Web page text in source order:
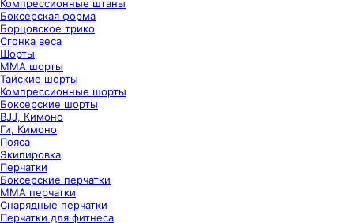
Компрессионные штаны
Боксерская форма
Борцовское трико
Сгонка веса
Шорты
ММА шорты
Тайские шорты
Компрессионные шорты
Боксерские шорты
BJJ, Кимоно
Ги, Кимоно
Пояса
Экипировка
Перчатки
Боксерские перчатки
ММА перчатки
Снарядные перчатки
Перчатки для фитнеса